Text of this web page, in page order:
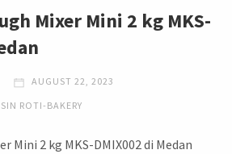
Mixer Mini 2 kg MKS-
AUGUST 22, 2023
ROTI-BAKERY
Mini 2 kg MKS-DMIX002 di Medan